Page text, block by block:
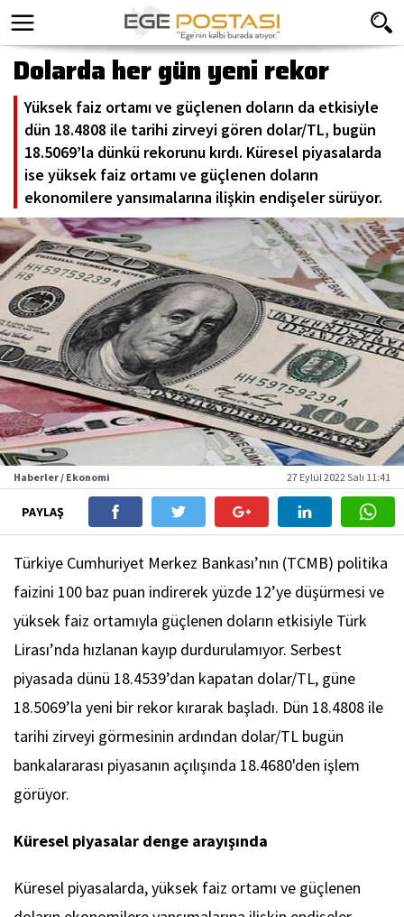
Dolarda her gün yeni rekor
Yüksek faiz ortamı ve güçlenen doların da etkisiyle
dün 18.4808 ile tarihi zirveyi gören dolar/TL, bugün
18.5069’la dünkü rekorunu kırdı. Küresel piyasalarda
ise yüksek faiz ortamı ve güçlenen doların
ekonomilere yansımalarına ilişkin endişeler sürüyor.
Haberler / Ekonomi 27 Eylül 2022 Salı 11:41
PAYLAŞ
Türkiye Cumhuriyet Merkez Bankası’nın (TCMB) politika
faizini 100 baz puan indirerek yüzde 12’ye düşürmesi ve
yüksek faiz ortamıyla güçlenen doların etkisiyle Türk
Lirası’nda hızlanan kayıp durdurulamıyor. Serbest
piyasada dünü 18.4539’dan kapatan dolar/TL, güne
18.5069’la yeni bir rekor kırarak başladı. Dün 18.4808 ile
tarihi zirveyi görmesinin ardından dolar/TL bugün
bankalararası piyasanın açılışında 18.4680'den işlem
görüyor.
Küresel piyasalar denge arayışında
Küresel piyasalarda, yüksek faiz ortamı ve güçlenen